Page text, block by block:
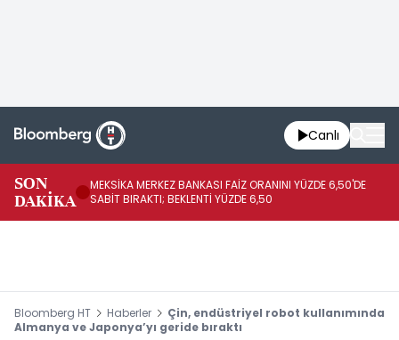
Canlı
SON
DAKİKA
MEKSİKA MERKEZ BANKASI FAİZ ORANINI YÜZDE 6,50'DE
SABİT BIRAKTI; BEKLENTİ YÜZDE 6,50
Bloomberg HT Haberler
Çin, endüstriyel robot kullanımında
Almanya ve Japonya’yı geride bıraktı